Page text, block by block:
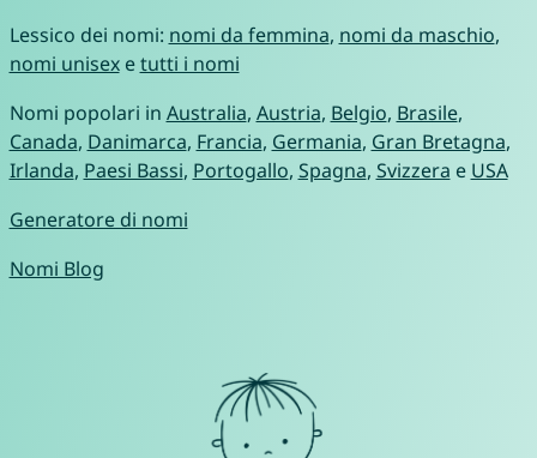
Lessico dei nomi: nomi da femmina, nomi da maschio,
nomi unisexetutti i nomi
Nomi popolari in Australia, Austria, Belgio, Brasile,
Canada, Danimarca, Francia, Germania, Gran Bretagna,
Irlanda, Paesi Bassi, Portogallo, Spagna, Svizzera e USA
Generatore di nomi
Nomi Blog